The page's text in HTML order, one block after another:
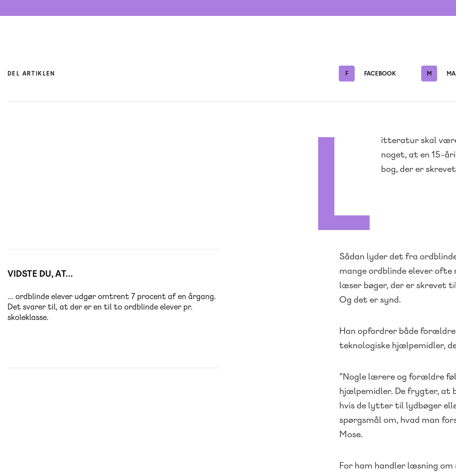
DEL ARTIKLEN F FACEBOOK M
L
itteratur skal
noget, at en 15-
bog, der er
Sådan lyder det fra
mange ordblinde elever
læser bøger, der er skrevet
Og det er synd.
VIDSTE DU, AT...
... ordblinde elever udgør omtrent 7 procent af en årgang.
Det svarer til, at der er en til to ordblinde elever pr.
skoleklasse.
Han opfordrer både
teknologiske hjælpemidler,
”Nogle lærere og forældre
hjælpemidler. De frygter, at
hvis de lytter til lydbøger
spørgsmål om, hvad man
Mose.
For ham handler læsning